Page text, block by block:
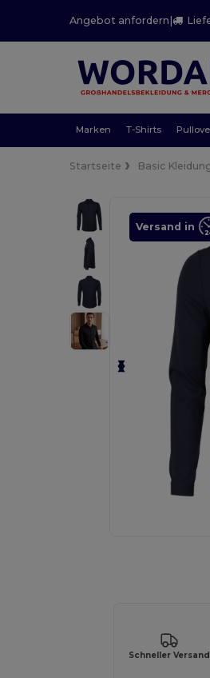
Angebot anfordern |
Marken T-Shirts
Startseite Basic
Versand in
Schneller Versand